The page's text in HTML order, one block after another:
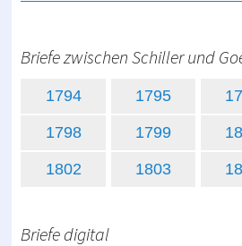
Briefe zwischen Schiller und
1794 1795
1798 1799
1802 1803
Briefe digital